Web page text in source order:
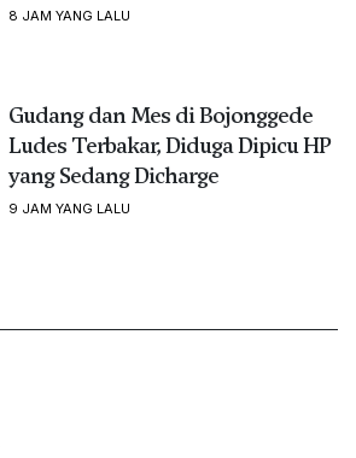
8 JAM YANG LALU
Gudang dan Mes di Bojonggede
Ludes Terbakar, Diduga Dipicu HP
yang Sedang Dicharge
9 JAM YANG LALU